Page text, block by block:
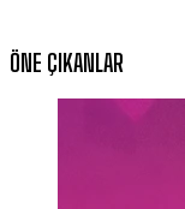
ÖNE ÇIKANLAR